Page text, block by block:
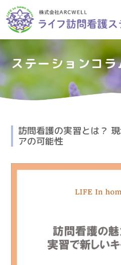
ステーションコラ
訪問看護の実習とは？
アの可能性